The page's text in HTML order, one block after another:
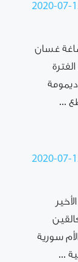
2020-07-
غسان
ديمومة
...
2020-07-
سورية
...